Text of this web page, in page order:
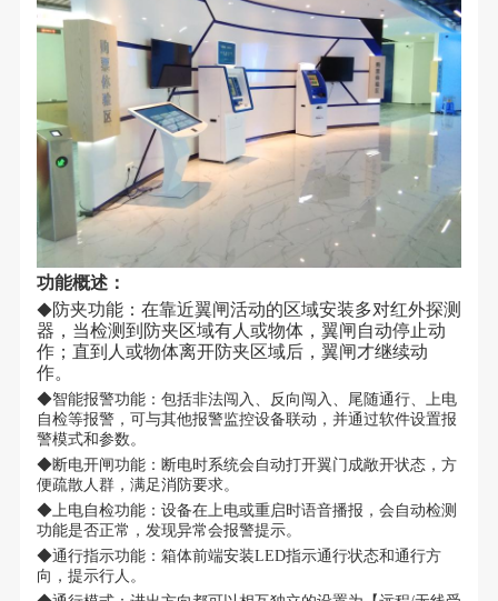
功能概述：
◆防夹功能：在靠近翼闸活动的区域安装多对红外探测
器，当检测到防夹区域有人或物体，翼闸自动停止动
作；直到人或物体离开防夹区域后，翼闸才继续动
作。
◆智能报警功能：包括非法闯入、反向闯入、尾随通行、上电
自检等报警，可与其他报警监控设备联动，并通过软件设置报
警模式和参数。
◆断电开闸功能：断电时系统会自动打开翼门成敞开状态，方
便疏散人群，满足消防要求。
◆上电自检功能：设备在上电或重启时语音播报，会自动检测
功能是否正常，发现异常会报警提示。
◆通行指示功能：箱体前端安装LED指示通行状态和通行方
向，提示行人。